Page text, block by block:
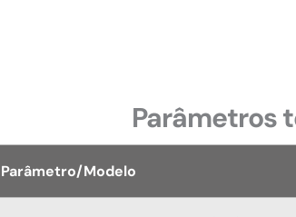
Parâmetros
Parâmetro/Modelo